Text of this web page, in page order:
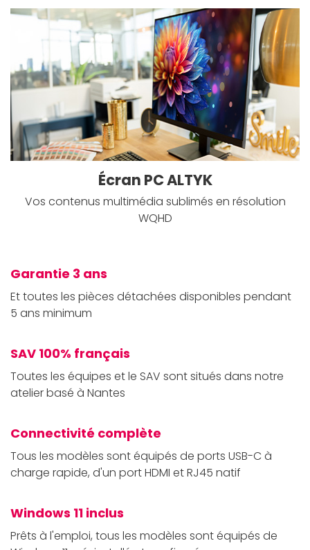
Écran PC ALTYK
Vos contenus multimédia sublimés en résolution
WQHD
Garantie 3 ans
Et toutes les pièces détachées disponibles pendant
5 ans minimum
SAV 100% français
Toutes les équipes et le SAV sont situés dans notre
atelier basé à Nantes
Connectivité complète
Tous les modèles sont équipés de ports USB-C à
charge rapide, d'un port HDMI et RJ45 natif
Windows 11 inclus
Prêts à l'emploi, tous les modèles sont équipés de